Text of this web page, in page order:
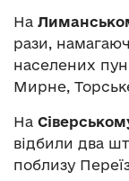
На
рази,
населених
Мирне,
На
відбили два
поблизу